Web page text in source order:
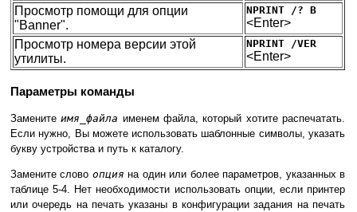
Просмотр помощи для опции
"Banner".
NPRINT /? B
<Enter>
Просмотр номера версии этой
утилиты.
NPRINT /VER
<Enter>
Параметры команды
Заменитеимя_файла именем файла, который хотите распечатать.
Если нужно, Вы можете использовать шаблонные символы, указать
букву устройства и путь к каталогу.
Замените слово опция на один или более параметров, указанных в
таблице 5-4. Нет необходимости использовать опции, если принтер
или очередь на печать указаны в конфигурации задания на печать